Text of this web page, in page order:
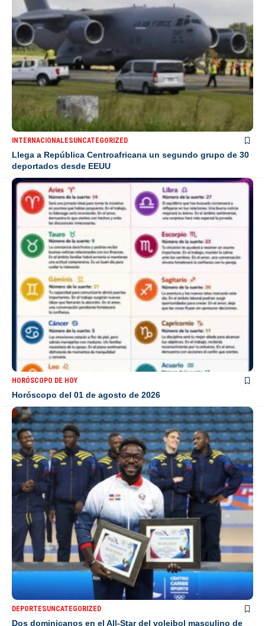
INTERNACIONALESUNCATEGORIZED
Llega a República Centroafricana un segundo grupo de 30
deportados desde EEUU
HORÓSCOPO DE HOY
Horóscopo del 01 de agosto de 2026
DEPORTESUNCATEGORIZED
Dos dominicanos en el All-Star del voleibol masculino de